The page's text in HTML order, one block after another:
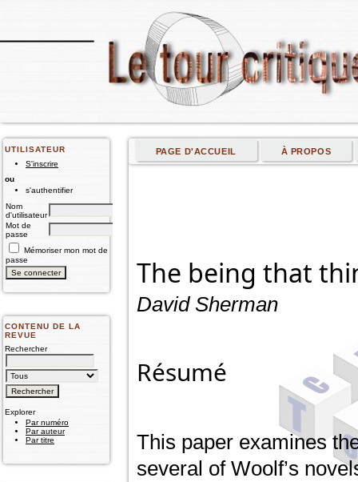
UTILISATEUR
S'inscrire
ou
s'authentifier
Nom
d'utilisateur
Mot de
passe
Mémoriser mon mot de
passe
CONTENU DE LA
REVUE
Rechercher
Explorer
Par numéro
Par auteur
Par titre
PAGE D'ACCUEIL À PROPOS
The being that
David Sherman
Résumé
This paper examines
several of Woolf’s